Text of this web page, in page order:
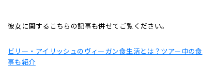
彼女に関するこちらの記事も併せてご覧ください。
ビリー・アイリッシュのヴィーガン食生活とは？ツアー中の食
事も紹介